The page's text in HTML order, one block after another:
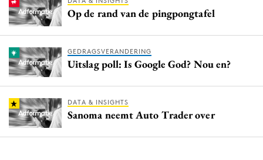
Op de rand van de pingpongtafel
GEDRAGSVERANDERING
Uitslag poll: Is Google God? Nou en?
DATA & INSIGHTS
Sanoma neemt Auto Trader over